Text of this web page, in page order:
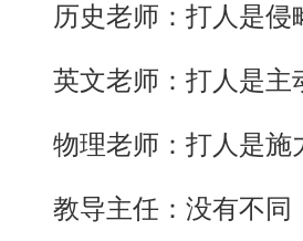
历史老师：打人是侵
英文老师：打人是主
物理老师：打人是施
教导主任：没有不同